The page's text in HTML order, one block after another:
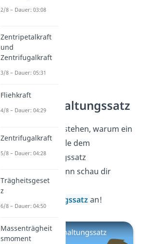
Energieerhaltungssatz
Du möchtest verstehen, warum ein
Perpetuum Mobile dem
Energieerhaltungssatz
widerspricht? Dann schau dir
unser Video zum
Energieerhaltungssatzan!
2/8 – Dauer: 03:08
Zentripetalkraft
und
Zentrifugalkraft
3/8 – Dauer: 05:31
Fliehkraft
4/8 – Dauer: 04:29
Zentrifugalkraft
5/8 – Dauer: 04:28
Trägheitsgeset
z
6/8 – Dauer: 04:50
Massenträgheit
smoment